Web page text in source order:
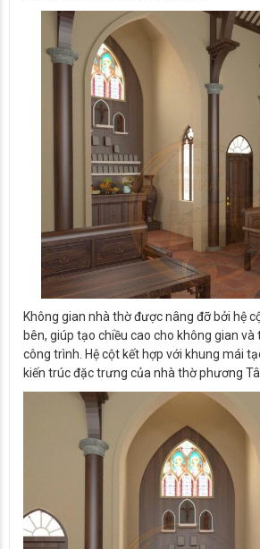
Không gian nhà thờ được nâng đỡ bởi hệ
bên, giúp tạo chiều cao cho không gian và
công trình. Hệ cột kết hợp với khung mái
kiến trúc đặc trưng của nhà thờ phương